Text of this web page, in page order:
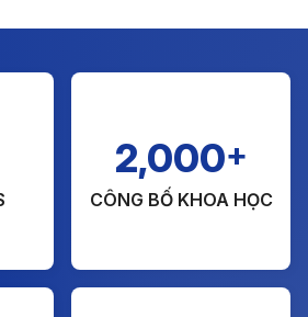
2,000+
CÔNG BỐ KHOA HỌC